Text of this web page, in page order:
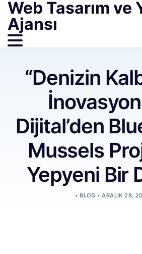
Web Tasarım ve
Ajansı
“Denizin
Dijital’den
Mussels
Yepyeni Bir
•BLOG •ARALIK 28,